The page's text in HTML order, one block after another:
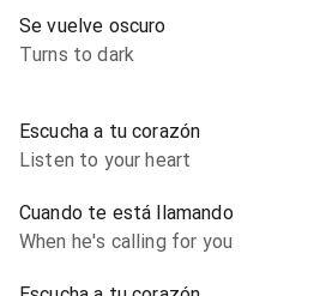
Se vuelve oscuro
Turns to dark
Escucha a tu corazón
Listen to your heart
Cuando te está llamando
When he's calling for you